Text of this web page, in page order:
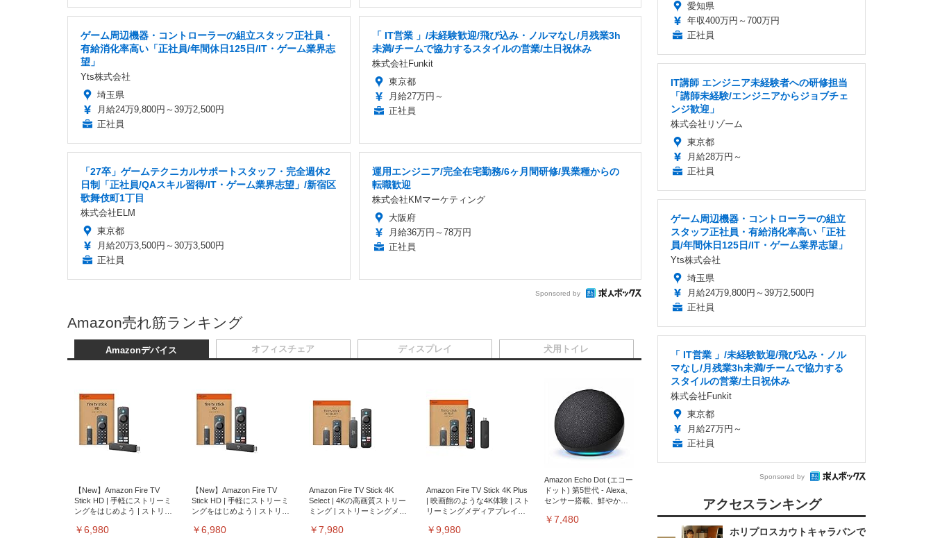
ゲーム周辺機器・コントローラーの組立スタッフ正社員・
有給消化率高い「正社員/年間休日125日/IT・ゲーム業界志
望」
Yts株式会社
埼玉県
月給24万9,800円～39万2,500円
正社員
「 IT営業 」/未経験歓迎/飛び込み・ノルマなし/月残業3h
未満/チームで協力するスタイルの営業/土日祝休み
株式会社Funkit
東京都
月給27万円～
正社員
「27卒」ゲームテクニカルサポートスタッフ・完全週休2
日制「正社員/QAスキル習得/IT・ゲーム業界志望」/新宿区
歌舞伎町1丁目
株式会社ELM
東京都
月給20万3,500円～30万3,500円
正社員
運用エンジニア/完全在宅勤務/6ヶ月間研修/異業種からの
転職歓迎
株式会社KMマーケティング
大阪府
月給36万円～78万円
正社員
Sponsored by
Amazon売れ筋ランキング
Amazonデバイス
【New】Amazon Fire TV
Stick HD | 手軽にストリーミ
ングをはじめよう | ストリー
￥6,980
【New】Amazon Fire TV
Stick HD | 手軽にストリーミ
ングをはじめよう | ストリー
￥6,980
Amazon Fire TV Stick 4K
Select | 4Kの高画質ストリー
ミング | ストリーミングメデ
￥7,980
Amazon Fire TV Stick 4K Plus
| 映画館のような4K体験 | スト
リーミングメディアプレイヤ
￥9,980
Amazon Echo Dot (エコー
ドット) 第5世代 - Alexa、
センサー搭載、鮮やかな
￥7,480
オフィスチェア ディスプレイ 犬用トイレ
愛知県
年収400万円～700万円
正社員
IT講師 エンジニア未経験者への研修担当
「講師未経験/エンジニアからジョブチェ
ンジ歓迎」
株式会社リゾーム
東京都
月給28万円～
正社員
ゲーム周辺機器・コントローラーの組立
スタッフ正社員・有給消化率高い「正社
員/年間休日125日/IT・ゲーム業界志望」
Yts株式会社
埼玉県
月給24万9,800円～39万2,500円
正社員
「 IT営業 」/未経験歓迎/飛び込み・ノル
マなし/月残業3h未満/チームで協力する
スタイルの営業/土日祝休み
株式会社Funkit
東京都
月給27万円～
正社員
Sponsored by
アクセスランキング
ホリプロスカウトキャラバンで